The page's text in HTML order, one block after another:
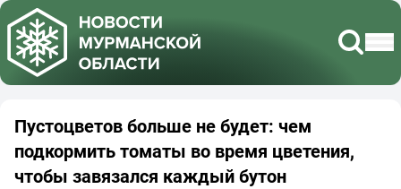
Пустоцветов больше не будет: чем
подкормить томаты во время цветения,
чтобы завязался каждый бутон